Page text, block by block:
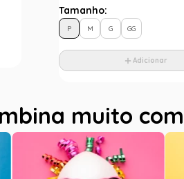
Tamanho:
P M G GG
Adicionar
muito com